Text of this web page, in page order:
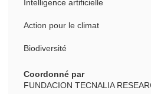
Intelligence artificielle
Action pour le climat
Biodiversité
Coordonné par
FUNDACION TECNALIA